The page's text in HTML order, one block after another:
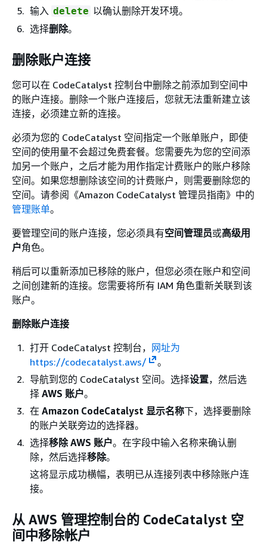
输入 delete 以确认删除开发环境。
选择删除。
删除账户连接
您可以在 CodeCatalyst 控制台中删除之前添加到空间中
的账户连接。删除一个账户连接后，您就无法重新建立该
连接，必须建立新的连接。
必须为您的 CodeCatalyst 空间指定一个账单账户，即使
空间的使用量不会超过免费套餐。您需要先为您的空间添
加另一个账户，之后才能为用作指定计费账户的账户移除
空间。如果您想删除该空间的计费账户，则需要删除您的
空间。请参阅《Amazon CodeCatalyst 管理员指南》中的
管理账单。
要管理空间的账户连接，您必须具有空间管理员或高级用
户角色。
稍后可以重新添加已移除的账户，但您必须在账户和空间
之间创建新的连接。您需要将所有 IAM 角色重新关联到该
账户。
删除账户连接
打开 CodeCatalyst 控制台， 网址为
https://codecatalyst.aws/
。
导航到您的 CodeCatalyst 空间。选择设置，然后选
择 AWS 账户。
在 Amazon CodeCatalyst 显示名称下，选择要删除
的账户关联旁边的选择器。
选择移除 AWS 账户。在字段中输入名称来确认删
除，然后选择移除。
这将显示成功横幅，表明已从连接列表中移除账户连
接。
从 AWS 管理控制台的 CodeCatalyst 空
间中移除帐户